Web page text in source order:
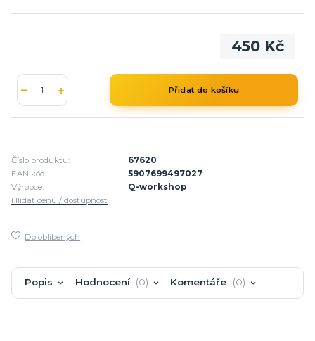
450 Kč
Přidat do košíku
Číslo produktu:
67620
EAN kód:
5907699497027
Výrobce:
Q-workshop
Hlídat cenu / dostupnost
Do oblíbených
Popis Hodnocení 0 Komentáře 0